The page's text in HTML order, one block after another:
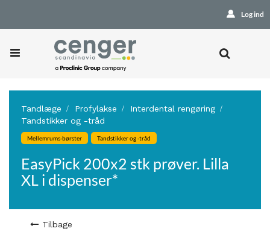
Log ind
Tandlæge Profylakse
Interdental rengøring
Tandstikker og -tråd
Mellemrums-børster Tandstikker og -tråd
EasyPick 200x2 stk prøver. Lilla
XL i dispenser*
Tilbage